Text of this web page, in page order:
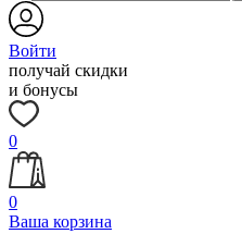
Войти
получай скидки
и бонусы
0
0
Ваша корзина